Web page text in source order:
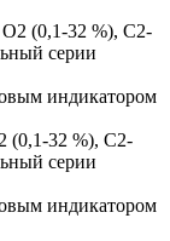
(0,1-32 %), С2-
серии
индикатором